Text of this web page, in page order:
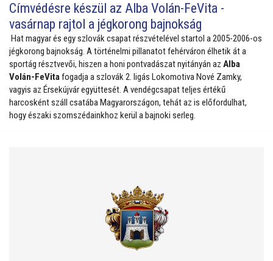
Címvédésre készül az Alba Volán-FeVita -
vasárnap rajtol a jégkorong bajnokság
Hat magyar és egy szlovák csapat részvételével startol a 2005-2006-os
jégkorong bajnokság. A történelmi pillanatot fehérváron élhetik át a
sportág résztvevői, hiszen a honi pontvadászat nyitányán az Alba
Volán-FeVitafogadja a szlovák 2. ligás Lokomotiva Nové Zamky,
vagyis az Érsekújvár együttesét. A vendégcsapat teljes értékű
harcosként száll csatába Magyarországon, tehát az is előfordulhat,
hogy északi szomszédainkhoz kerül a bajnoki serleg.